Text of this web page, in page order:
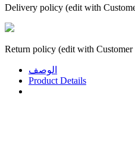
Delivery policy (edit with
Return policy (edit with Customer
الوصف
Product Details